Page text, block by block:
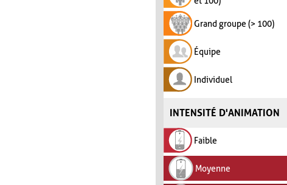
Grand groupe (> 100)
Équipe
Individuel
INTENSITÉ D'ANIMATION
Faible
Moyenne